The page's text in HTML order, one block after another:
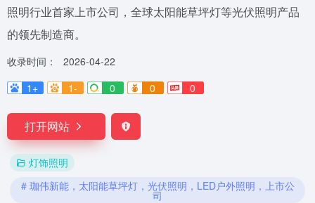
照明行业首家上市公司，全球太阳能草坪灯等光伏照明产品
的领先制造商。
收录时间：
2026-04-22
1+
1- 0 0 0
打开网站
灯饰照明
# 珈伟新能，太阳能草坪灯，光伏照明，LED户外照明，上市公
司